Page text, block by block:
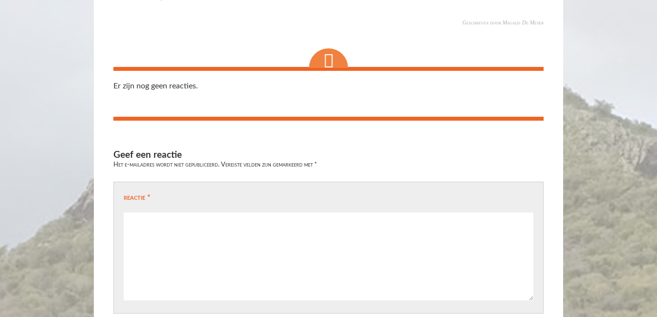
Geschreven door Magalie De Meyer
Er zijn nog geen reacties.
Geef een reactie
Het e-mailadres wordt niet gepubliceerd. Vereiste velden zijn gemarkeerd met *
reactie *